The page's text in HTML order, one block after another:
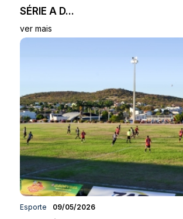
SÉRIE A D...
ver mais
Esporte 09/05/2026